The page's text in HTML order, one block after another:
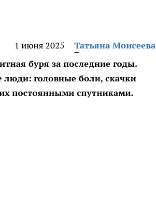
1 июня 2025
Татьяна Моисеева
буря за последние годы.
люди: головные боли, скачки
их постоянными спутниками.